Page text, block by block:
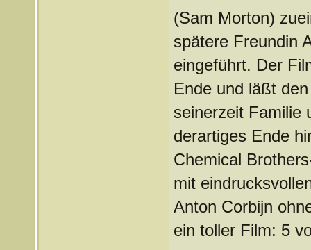
(Sam Morton)
spätere Freundin
eingeführt. Der
Ende und läßt
seinerzeit Familie
derartiges Ende
Chemical
mit
Anton Corbijn
ein toller Film: 5